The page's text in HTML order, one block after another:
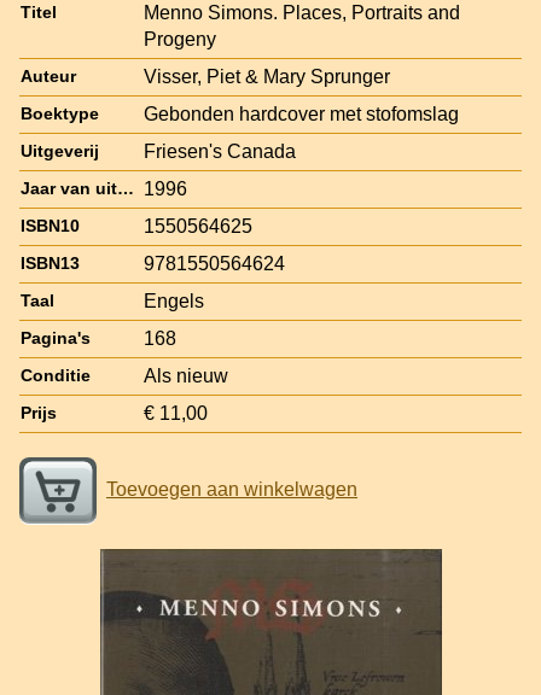
Titel
Menno Simons. Places, Portraits and
Progeny
Auteur Visser, Piet & Mary Sprunger
Boektype Gebonden hardcover met stofomslag
Uitgeverij Friesen's Canada
Jaar van uitgave 1996
ISBN10 1550564625
ISBN13 9781550564624
Taal Engels
Pagina's 168
Conditie Als nieuw
Prijs € 11,00
Toevoegen aan winkelwagen